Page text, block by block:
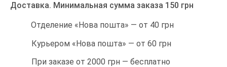
Доставка. Минимальная сумма заказа 150 грн
Отделение «Нова пошта» — от 40 грн
Курьером «Нова пошта» — от 60 грн
При заказе от 2000 грн — бесплатно